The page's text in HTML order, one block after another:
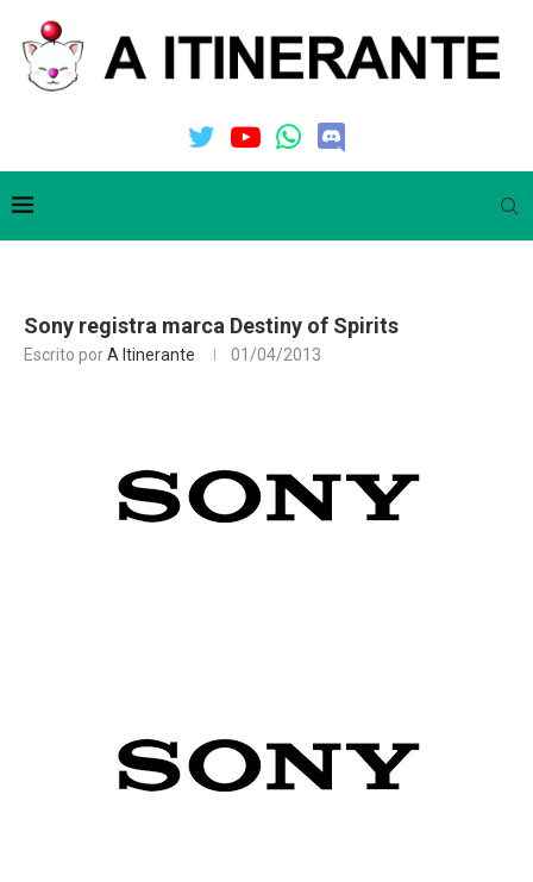
Sony registra marca Destiny of Spirits
Escrito porA Itinerante 01/04/2013